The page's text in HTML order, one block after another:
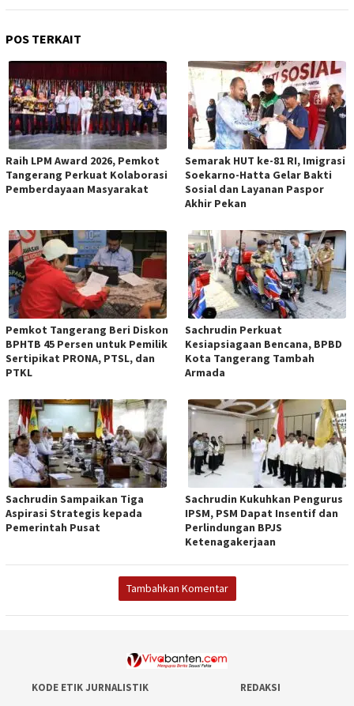
POS TERKAIT
Raih LPM Award 2026, Pemkot
Tangerang Perkuat Kolaborasi
Pemberdayaan Masyarakat
Semarak HUT ke-81 RI, Imigrasi
Soekarno-Hatta Gelar Bakti
Sosial dan Layanan Paspor
Akhir Pekan
Pemkot Tangerang Beri Diskon
BPHTB 45 Persen untuk Pemilik
Sertipikat PRONA, PTSL, dan
PTKL
Sachrudin Perkuat
Kesiapsiagaan Bencana, BPBD
Kota Tangerang Tambah
Armada
Sachrudin Sampaikan Tiga
Aspirasi Strategis kepada
Pemerintah Pusat
Sachrudin Kukuhkan Pengurus
IPSM, PSM Dapat Insentif dan
Perlindungan BPJS
Ketenagakerjaan
Tambahkan Komentar
KODE ETIK JURNALISTIK
REDAKSI